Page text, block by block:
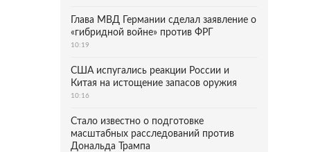
Глава МВД Германии сделал заявление о
«гибридной войне» против ФРГ
10:19
США испугались реакции России и
Китая на истощение запасов оружия
10:16
Стало известно о подготовке
масштабных расследований против
Дональда Трампа